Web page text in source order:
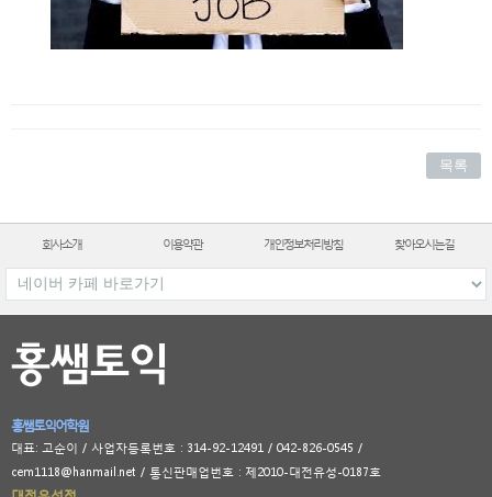
목록
회사소개 이용약관 개인정보처리방침 찾아오시는길
홍쌤토익어학원
대표: 고순이 / 사업자등록번호 : 314-92-12491 / 042-826-0545 /
cem1118@hanmail.net / 통신판매업번호 : 제2010-대전유성-0187호